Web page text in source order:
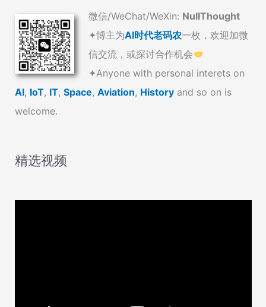
微信/WeChat/WeXin: NullThought
✦博主为AI时代老码农一枚，欢迎加微
信交流，或探讨合作机会
✦Anyone with personal interets on
AI, IoT, IT, Space, Aviation, History and so on is
welcome.
精选视频